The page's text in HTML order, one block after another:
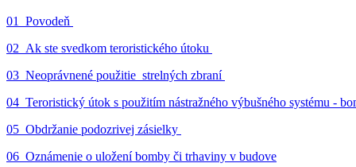
01_Povodeň
02_Ak ste svedkom teroristického útoku
03_Neoprávnené použitie strelných zbraní
04_Teroristický útok s použitím nástražného výbušného systému -
05_Obdržanie podozrivej zásielky
06_Oznámenie o uložení bomby či trhaviny v budove